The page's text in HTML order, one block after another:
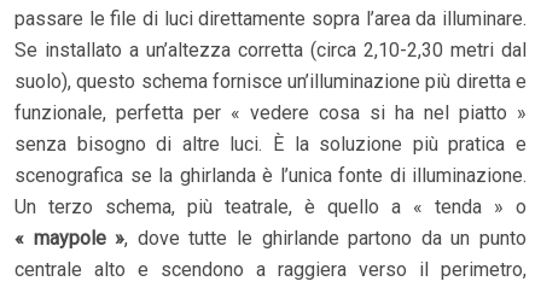
passare le file di luci direttamente sopra l’area da illuminare.
Se installato a un’altezza corretta (circa 2,10-2,30 metri dal
suolo), questo schema fornisce un’illuminazione più diretta e
funzionale, perfetta per « vedere cosa si ha nel piatto »
senza bisogno di altre luci. È la soluzione più pratica e
scenografica se la ghirlanda è l’unica fonte di illuminazione.
Un terzo schema, più teatrale, è quello a « tenda » o
« maypole », dove tutte le ghirlande partono da un punto
centrale alto e scendono a raggiera verso il perimetro,